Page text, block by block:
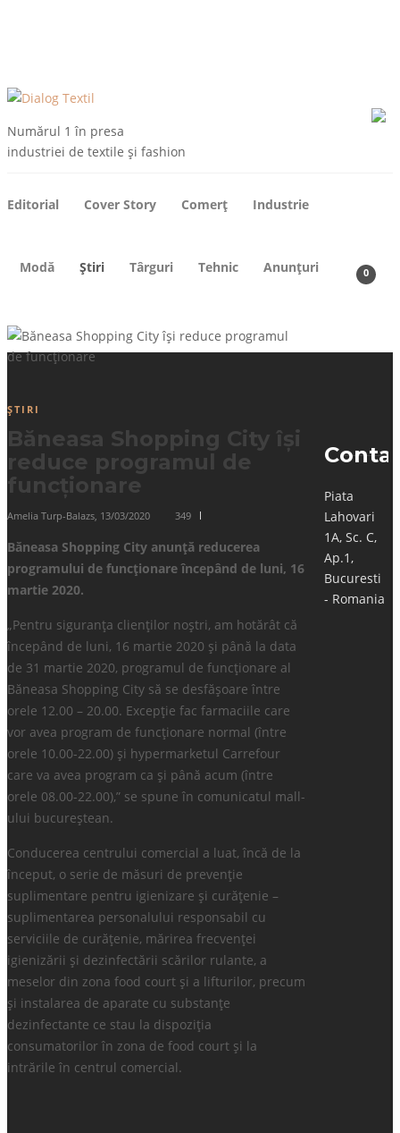
Numărul 1 în presa
industriei de textile și fashion
Editorial Cover Story Comerț Industrie
Modă Știri Târguri Tehnic Anunțuri 0
ȘTIRI
Băneasa Shopping City își
reduce programul de
funcționare
Amelia Turp-Balazs, 13/03/2020 349
Băneasa Shopping City anunță reducerea
programului de funcționare începând de luni, 16
martie 2020.
„Pentru siguranța clienților noștri, am hotărât că
începând de luni, 16 martie 2020 și până la data
de 31 martie 2020, programul de funcționare al
Băneasa Shopping City să se desfășoare între
orele 12.00 – 20.00. Excepție fac farmaciile care
vor avea program de funcționare normal (între
orele 10.00-22.00) și hypermarketul Carrefour
care va avea program ca și până acum (între
orele 08.00-22.00),” se spune în comunicatul mall-
ului bucureștean.
Conducerea centrului comercial a luat, încă de la
început, o serie de măsuri de prevenție
suplimentare pentru igienizare și curățenie –
suplimentarea personalului responsabil cu
serviciile de curățenie, mărirea frecvenței
igienizării și dezinfectării scărilor rulante, a
meselor din zona food court și a lifturilor, precum
și instalarea de aparate cu substanțe
dezinfectante ce stau la dispoziția
consumatorilor în zona de food court și la
intrările în centrul comercial.
Piata
Lahovari
1A, Sc. C,
Ap.1,
Bucuresti
- Romania